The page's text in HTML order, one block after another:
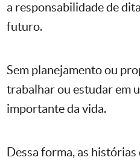
a responsabilidade de
futuro.
Sem planejamento ou
trabalhar ou estudar em
importante da vida.
Dessa forma, as histórias